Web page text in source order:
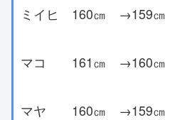
ミイヒ 160㎝ →159㎝
マコ 161㎝ →160㎝
マヤ 160㎝ →159㎝